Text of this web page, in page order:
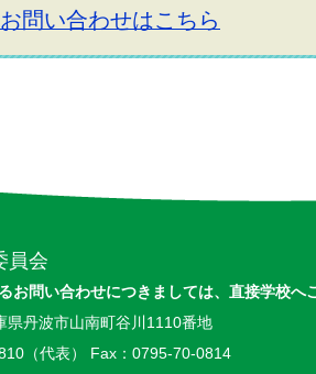
問い合わせはこちら
員会
お問い合わせにつきましては、 直接学校へ
県丹波市山南町谷川1110番地
（代表） Fax：0795-70-0814